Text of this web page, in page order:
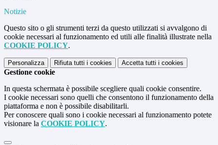
Notizie
Questo sito o gli strumenti terzi da questo utilizzati si avvalgono di
cookie necessari al funzionamento ed utili alle finalità illustrate nella
COOKIE POLICY.
Personalizza Rifiuta tutti i cookies Accetta tutti i cookies
Gestione cookie
In questa schermata è possibile scegliere quali cookie consentire.
I cookie necessari sono quelli che consentono il funzionamento della
piattaforma e non è possibile disabilitarli.
Per conoscere quali sono i cookie necessari al funzionamento potete
visionare la COOKIE POLICY.